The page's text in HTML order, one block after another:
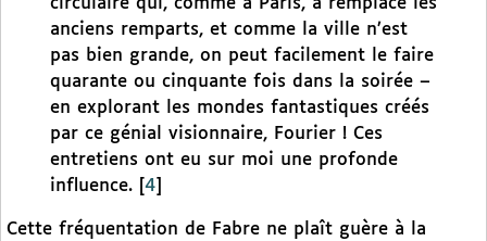
anciens remparts, et comme la ville n’est
pas bien grande, on peut facilement le faire
quarante ou cinquante fois dans la soirée –
en explorant les mondes fantastiques créés
par ce génial visionnaire, Fourier ! Ces
entretiens ont eu sur moi une profonde
influence.
4
Cette fréquentation de Fabre ne plaît guère à la